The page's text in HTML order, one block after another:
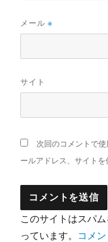
メール※
サイト
次回のコメントで
ールアドレス、サイトを
このサイトはスパ
っています。 コメ